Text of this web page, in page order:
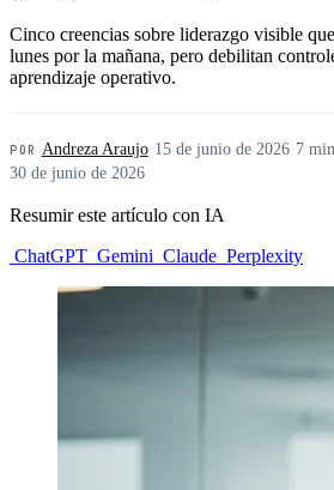
Cinco creencias sobre liderazgo visible
lunes por la mañana, pero debilitan
aprendizaje operativo.
POR Andreza Araujo· 15 de junio de 2026· 7
30 de junio de 2026
Resumir este artículo con IA
ChatGPT Gemini Claude Perplexity